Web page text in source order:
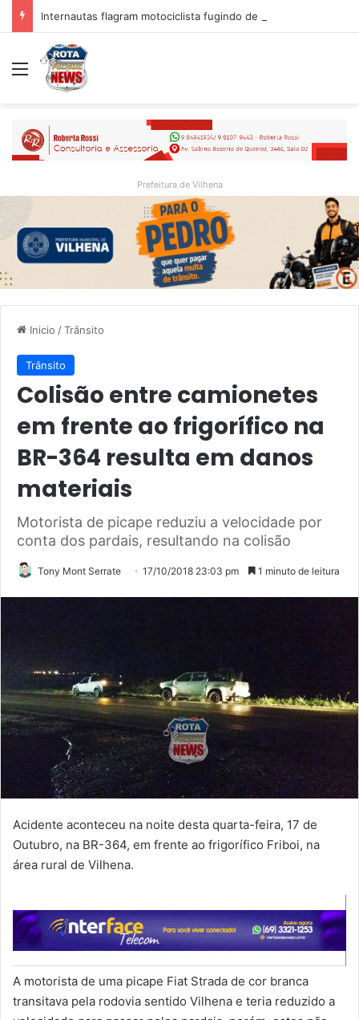
Menu
Prefeitura de Vilhena
Inicio /Trânsito
Trânsito
Colisão entre camionetes
em frente ao frigorífico na
BR-364 resulta em danos
materiais
Motorista de picape reduziu a velocidade por
conta dos pardais, resultando na colisão
Tony Mont Serrate 17/10/2018 23:03 pm 1 minuto de leitura
Acidente aconteceu na noite desta quarta-feira, 17 de
Outubro, na BR-364, em frente ao frigorífico Friboi, na
área rural de Vilhena.
A motorista de uma picape Fiat Strada de cor branca
transitava pela rodovia sentido Vilhena e teria reduzido a